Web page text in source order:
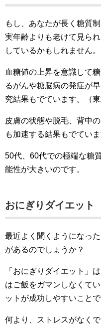
もし、あなたが長く糖質
実年齢よりも老けて見ら
しているかもしれません。
血糖値の上昇を意識して
るがんや糖脳病の発症が
究結果もでています。（
皮膚の状態や脱毛、背中
も加速する結果もでていま
50代、60代での極端な糖
能性が大きいのです。
おにぎりダイエット
最近よく聞くようになっ
があるのでしょうか？
「おにぎりダイエット」
はご飯をガマンしなくて
ットが成功しやすいことで
何より、ストレスがなくで